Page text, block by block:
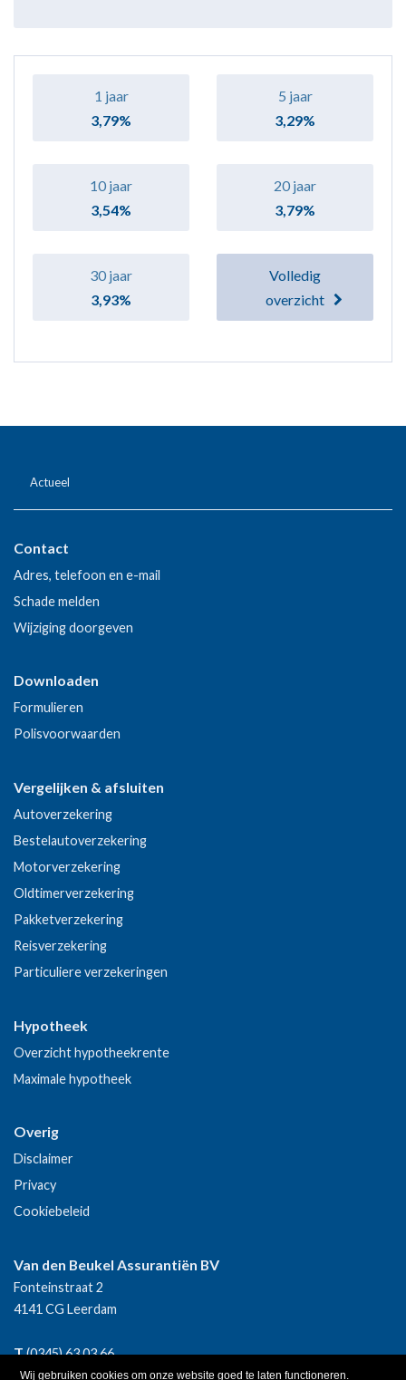
Wij gebruiken cookies om onze website goed te laten functioneren.
1 jaar
3,79%
5 jaar
3,29%
10 jaar
3,54%
20 jaar
3,79%
30 jaar
3,93%
Volledig
overzicht
Actueel
Contact
Adres, telefoon en e-mail
Schade melden
Wijziging doorgeven
Downloaden
Formulieren
Polisvoorwaarden
Vergelijken & afsluiten
Autoverzekering
Bestelautoverzekering
Motorverzekering
Oldtimerverzekering
Pakketverzekering
Reisverzekering
Particuliere verzekeringen
Hypotheek
Overzicht hypotheekrente
Maximale hypotheek
Overig
Disclaimer
Privacy
Cookiebeleid
Van den Beukel Assurantiën BV
Fonteinstraat 2
4141 CG Leerdam
T(0345) 63 03 66
Einfo@vdbeukel.nl